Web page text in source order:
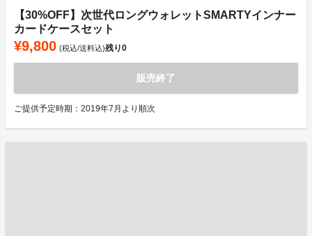
【30%OFF】次世代ロングウォレットSMARTYインナー
カードケースセット
¥9,800 (税込/送料込)残り0
販売終了
ご提供予定時期：2019年7月より順次